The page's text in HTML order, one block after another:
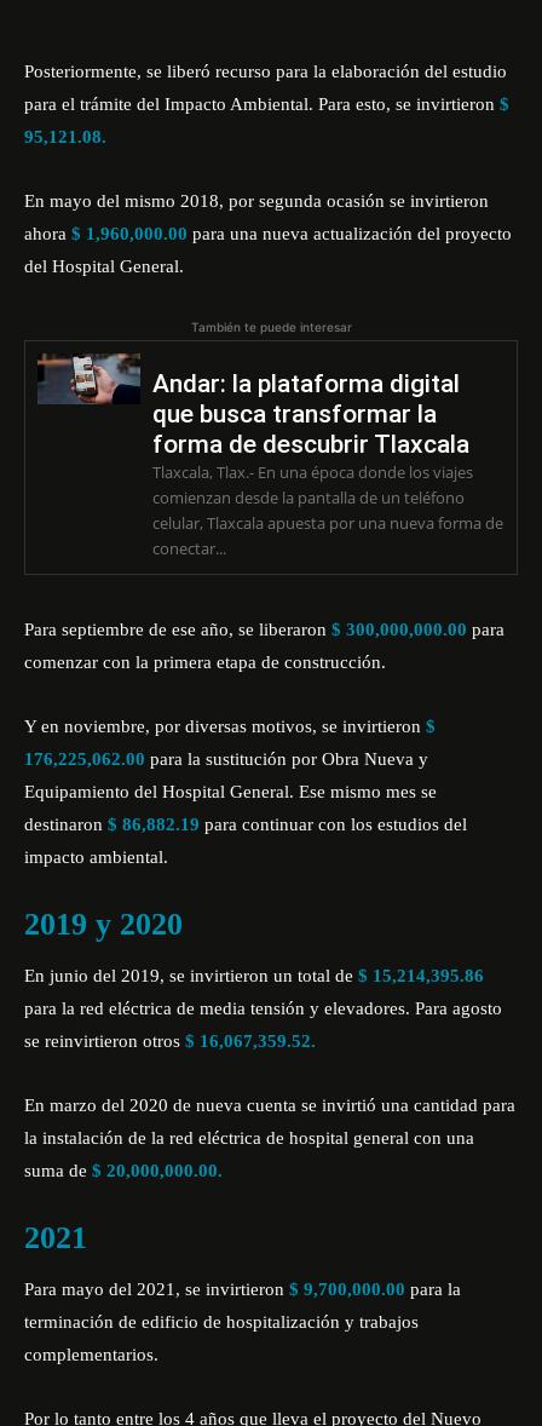
Posteriormente, se liberó recurso para la elaboración del estudio
para el trámite del Impacto Ambiental. Para esto, se invirtieron $
95,121.08.
En mayo del mismo 2018, por segunda ocasión se invirtieron
ahora $ 1,960,000.00 para una nueva actualización del proyecto
del Hospital General.
También te puede interesar
Andar: la plataforma digital
que busca transformar la
forma de descubrir Tlaxcala
Tlaxcala, Tlax.- En una época donde los viajes
comienzan desde la pantalla de un teléfono
celular, Tlaxcala apuesta por una nueva forma de
conectar...
Para septiembre de ese año, se liberaron $ 300,000,000.00 para
comenzar con la primera etapa de construcción.
Y en noviembre, por diversas motivos, se invirtieron $
176,225,062.00 para la sustitución por Obra Nueva y
Equipamiento del Hospital General. Ese mismo mes se
destinaron $ 86,882.19 para continuar con los estudios del
impacto ambiental.
2019 y 2020
En junio del 2019, se invirtieron un total de $ 15,214,395.86
para la red eléctrica de media tensión y elevadores. Para agosto
se reinvirtieron otros $ 16,067,359.52.
En marzo del 2020 de nueva cuenta se invirtió una cantidad para
la instalación de la red eléctrica de hospital general con una
suma de $ 20,000,000.00.
2021
Para mayo del 2021, se invirtieron $ 9,700,000.00 para la
terminación de edificio de hospitalización y trabajos
complementarios.
Por lo tanto entre los 4 años que lleva el proyecto del Nuevo